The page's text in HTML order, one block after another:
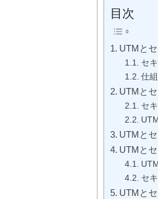
目次
UTMと
セ
仕
UTMと
セ
UTMと
UTMと
セ
UTMと